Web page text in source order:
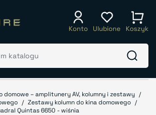
Konto Ulubione Koszyk
domowe – amplitunery AV, kolumny i zestawy
Zestawy kolumn do kina domowego
Quintas 6650 - wiśnia